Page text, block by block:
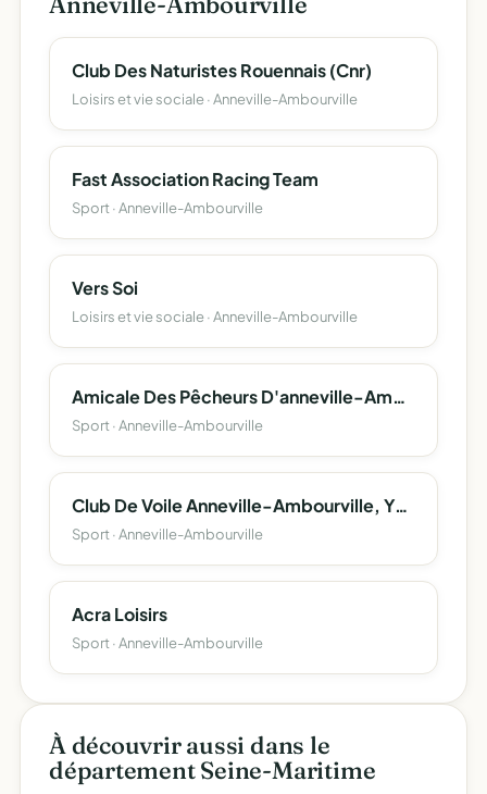
Club Des Naturistes Rouennais (Cnr)
Loisirs et vie sociale · Anneville-Ambourville
Fast Association Racing Team
Sport · Anneville-Ambourville
Vers Soi
Loisirs et vie sociale · Anneville-Ambourville
Amicale Des Pêcheurs D'anneville-Ambourville
Sport · Anneville-Ambourville
Club De Voile Anneville-Ambourville, Yville-Sur-Seine
Sport · Anneville-Ambourville
Acra Loisirs
Sport · Anneville-Ambourville
À découvrir aussi dans le
département Seine-Maritime